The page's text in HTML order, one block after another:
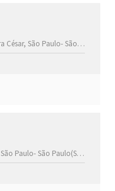
César, São Paulo-São Paulo(SP)
São Paulo-São Paulo(SP)